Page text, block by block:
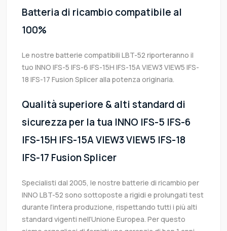
Batteria di ricambio compatibile al
100%
Le nostre batterie compatibili LBT-52 riporteranno il
tuo INNO IFS-5 IFS-6 IFS-15H IFS-15A VIEW3 VIEW5 IFS-
18 IFS-17 Fusion Splicer alla potenza originaria.
Qualità superiore & alti standard di
sicurezza per la tua INNO IFS-5 IFS-6
IFS-15H IFS-15A VIEW3 VIEW5 IFS-18
IFS-17 Fusion Splicer
Specialisti dal 2005, le nostre batterie di ricambio per
INNO LBT-52 sono sottoposte a rigidi e prolungati test
durante l’intera produzione, rispettando tutti i più alti
standard vigenti nell’Unione Europea. Per questo